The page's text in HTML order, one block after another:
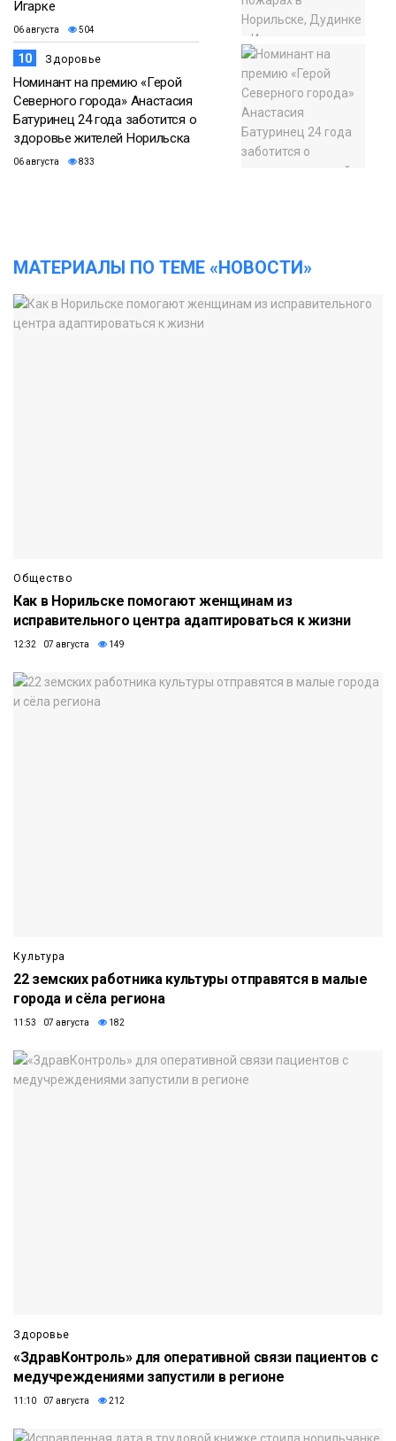
Игарке
06 августа 504
10 Здоровье
Номинант на премию «Герой
Северного города» Анастасия
Батуринец 24 года заботится о
здоровье жителей Норильска
06 августа 833
МАТЕРИАЛЫ ПО ТЕМЕ «НОВОСТИ»
Общество
Как в Норильске помогают женщинам из
исправительного центра адаптироваться к жизни
12:32 07 августа 149
Культура
22 земских работника культуры отправятся в малые
города и сёла региона
11:53 07 августа 182
Здоровье
«ЗдравКонтроль» для оперативной связи пациентов с
медучреждениями запустили в регионе
11:10 07 августа 212